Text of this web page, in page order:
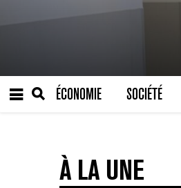
ÉCONOMIE SOCIÉTÉ
À LA UNE